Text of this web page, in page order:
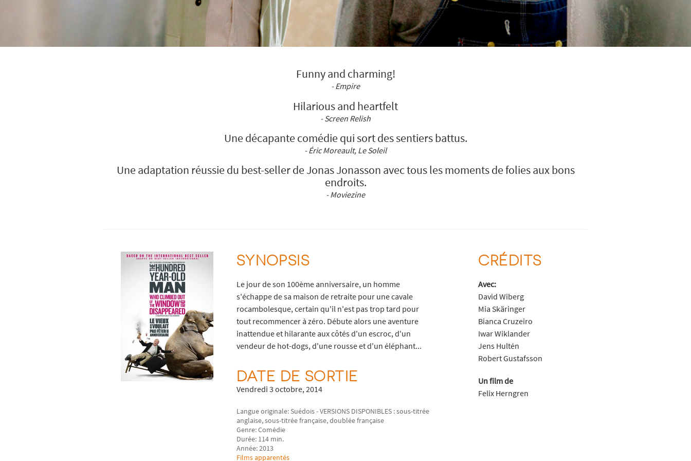
Funny and charming!
- Empire
Hilarious and heartfelt
- Screen Relish
Une décapante comédie qui sort des sentiers battus.
- Éric Moreault, Le Soleil
Une adaptation réussie du best-seller de Jonas Jonasson avec tous les moments de folies aux bons
endroits.
- Moviezine
SYNOPSIS
Le jour de son 100ème anniversaire, un homme
s'échappe de sa maison de retraite pour une cavale
rocambolesque, certain qu'il n'est pas trop tard pour
tout recommencer à zéro. Débute alors une aventure
inattendue et hilarante aux côtés d'un escroc, d'un
vendeur de hot-dogs, d'une rousse et d'un éléphant...
DATE DE SORTIE
Vendredi 3 octobre, 2014
Langue originale: Suédois - VERSIONS DISPONIBLES : sous-titrée
anglaise, sous-titrée française, doublée française
Genre: Comédie
Durée: 114 min.
Année: 2013
Films apparentés
CRÉDITS
Avec:
David Wiberg
Mia Skäringer
Bianca Cruzeiro
Iwar Wiklander
Jens Hultén
Robert Gustafsson
Un film de
Felix Herngren